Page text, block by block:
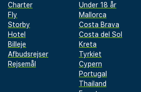
Charter
Fly
Storby
Hotel
Billeje
Afbudsrejser
Rejsemål
Under 18 år
Mallorca
Costa Brava
Costa del Sol
Kreta
Tyrkiet
Cypern
Portugal
Thailand